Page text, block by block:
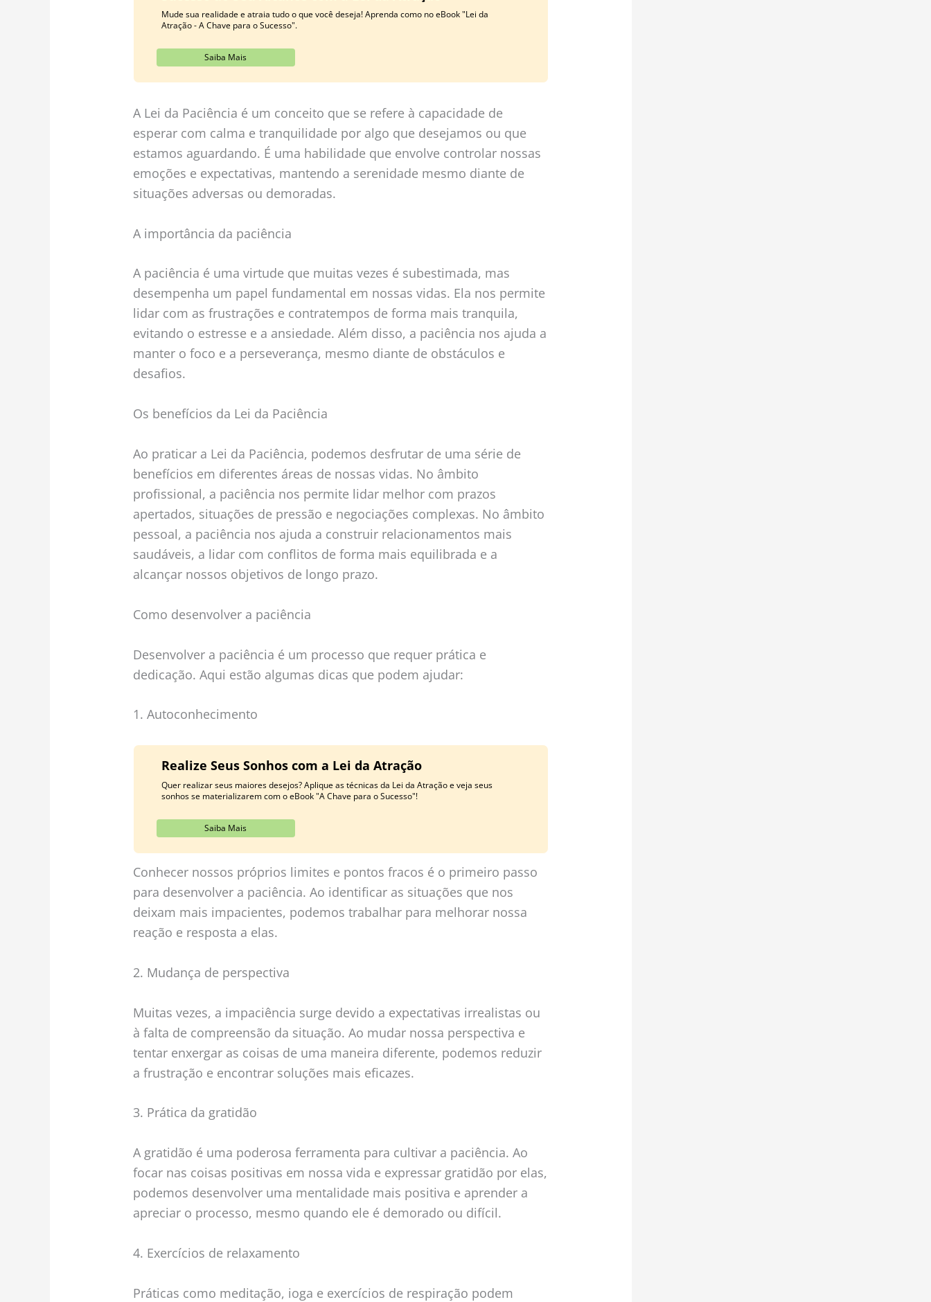
Mude sua realidade e atraia tudo o que você deseja! Aprenda como no eBook "Lei da
Atração - A Chave para o Sucesso".
Saiba Mais
A Lei da Paciência é um conceito que se refere à capacidade de
esperar com calma e tranquilidade por algo que desejamos ou que
estamos aguardando. É uma habilidade que envolve controlar nossas
emoções e expectativas, mantendo a serenidade mesmo diante de
situações adversas ou demoradas.
A importância da paciência
A paciência é uma virtude que muitas vezes é subestimada, mas
desempenha um papel fundamental em nossas vidas. Ela nos permite
lidar com as frustrações e contratempos de forma mais tranquila,
evitando o estresse e a ansiedade. Além disso, a paciência nos ajuda a
manter o foco e a perseverança, mesmo diante de obstáculos e
desafios.
Os benefícios da Lei da Paciência
Ao praticar a Lei da Paciência, podemos desfrutar de uma série de
benefícios em diferentes áreas de nossas vidas. No âmbito
profissional, a paciência nos permite lidar melhor com prazos
apertados, situações de pressão e negociações complexas. No âmbito
pessoal, a paciência nos ajuda a construir relacionamentos mais
saudáveis, a lidar com conflitos de forma mais equilibrada e a
alcançar nossos objetivos de longo prazo.
Como desenvolver a paciência
Desenvolver a paciência é um processo que requer prática e
dedicação. Aqui estão algumas dicas que podem ajudar:
1. Autoconhecimento
Realize Seus Sonhos com a Lei da Atração
Quer realizar seus maiores desejos? Aplique as técnicas da Lei da Atração e veja seus
sonhos se materializarem com o eBook "A Chave para o Sucesso"!
Saiba Mais
Conhecer nossos próprios limites e pontos fracos é o primeiro passo
para desenvolver a paciência. Ao identificar as situações que nos
deixam mais impacientes, podemos trabalhar para melhorar nossa
reação e resposta a elas.
2. Mudança de perspectiva
Muitas vezes, a impaciência surge devido a expectativas irrealistas ou
à falta de compreensão da situação. Ao mudar nossa perspectiva e
tentar enxergar as coisas de uma maneira diferente, podemos reduzir
a frustração e encontrar soluções mais eficazes.
3. Prática da gratidão
A gratidão é uma poderosa ferramenta para cultivar a paciência. Ao
focar nas coisas positivas em nossa vida e expressar gratidão por elas,
podemos desenvolver uma mentalidade mais positiva e aprender a
apreciar o processo, mesmo quando ele é demorado ou difícil.
4. Exercícios de relaxamento
Práticas como meditação, ioga e exercícios de respiração podem